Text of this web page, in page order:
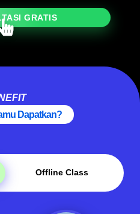
GRATIS
Dapatkan?
Offline Class